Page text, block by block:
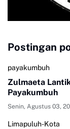
Postingan
payakumbuh
Zulmaeta
Payakumbuh
Senin, Agustus 03,
Limapuluh-Kota